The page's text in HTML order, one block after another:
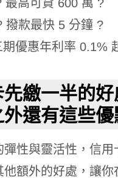
最高可貸 600 萬 ?
撥款最快 5 分鐘 ?
期優惠年利率 0.1%
繳一半的好
還有這些優
彈性與靈活性，信用
他額外的好處，讓你